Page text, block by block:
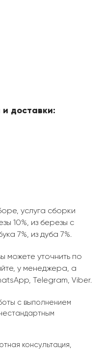
и доставки:
услуга сборки
10%, из березы с
7%, из дуба 7%.
можете уточнить по
у менеджера, а
Telegram, Viber.
с выполнением
консультация,